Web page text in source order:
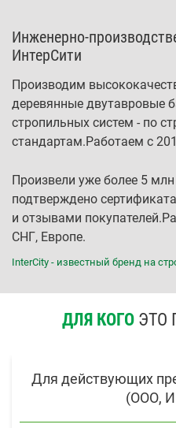
Инженерно-
ИнтерСити
Производим
деревянные двутавровые
стропильных систем - по
стандартам.Работаем с
Произвели уже более 5
подтверждено
и отзывами покупателей.
СНГ, Европе.
InterCity - известный бренд на
ДЛЯ КОГО ЭТО
Для действующих
(ООО,